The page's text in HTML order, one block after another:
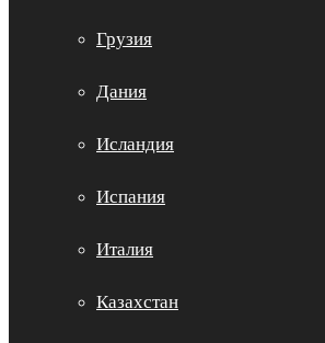
Грузия
Дания
Исландия
Испания
Италия
Казахстан